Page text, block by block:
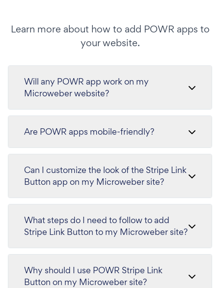
Learn more about how to add POWR apps to
your website.
Will any POWR app work on my
Microweber website?
Are POWR apps mobile-friendly?
Can I customize the look of the Stripe Link
Button app on my Microweber site?
What steps do I need to follow to add
Stripe Link Button to my Microweber site?
Why should I use POWR Stripe Link
Button on my Microweber site?